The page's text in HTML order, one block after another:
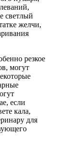
светлый
желчи,
резкое
могут
если
кала,
для